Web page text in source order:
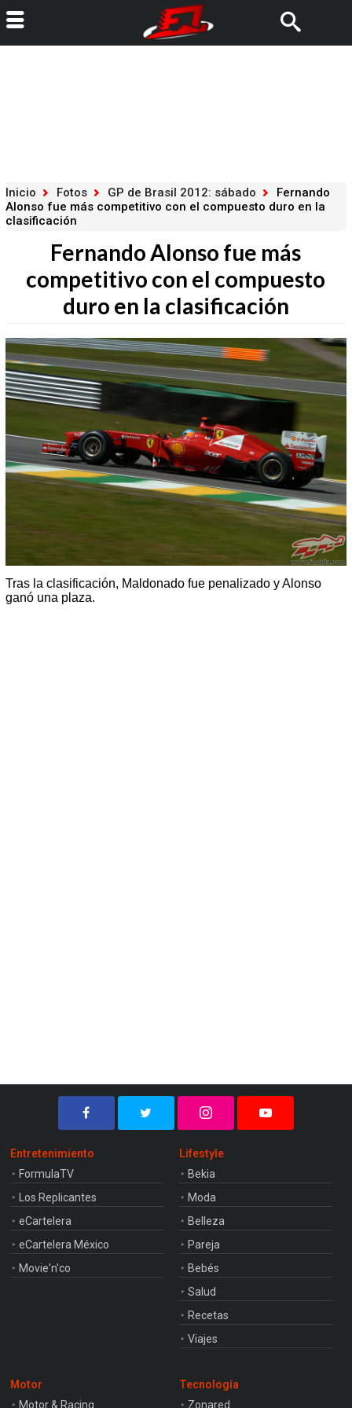
Inicio Fotos GP de Brasil 2012: sábado
Fernando
Alonso fue más competitivo con el compuesto duro en la
clasificación
Fernando Alonso fue más
competitivo con el compuesto
duro en la clasificación
Tras la clasificación, Maldonado fue penalizado y Alonso
ganó una plaza.
Entretenimiento
FormulaTV
Los Replicantes
eCartelera
eCartelera México
Movie'n'co
Lifestyle
Bekia
Moda
Belleza
Pareja
Bebés
Salud
Recetas
Viajes
Motor
Motor & Racing
Tecnología
Zonared